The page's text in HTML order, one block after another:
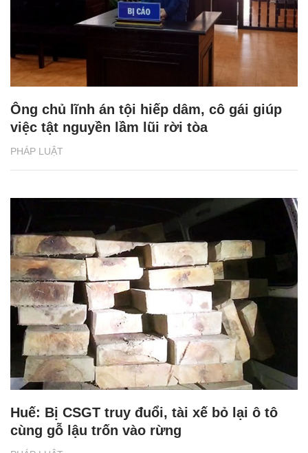
PHÁP LUẬT
Ông chủ lĩnh án tội hiếp dâm, cô gái giúp
việc tật nguyền lầm lũi rời tòa
Huế: Bị CSGT truy đuổi, tài xế bỏ lại ô tô
cùng gỗ lậu trốn vào rừng